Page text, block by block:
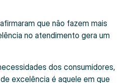
que não fazem mais
no atendimento gera um
dos consumidores,
excelência é aquele em que